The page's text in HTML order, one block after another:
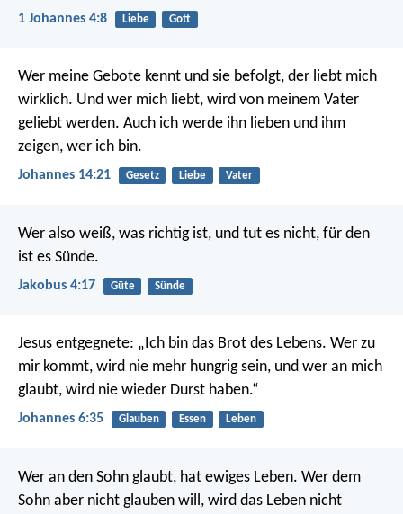
1 Johannes 4:8 Liebe Gott
Wer meine Gebote kennt und sie befolgt, der liebt mich
wirklich. Und wer mich liebt, wird von meinem Vater
geliebt werden. Auch ich werde ihn lieben und ihm
zeigen, wer ich bin.
Johannes 14:21 Gesetz Liebe Vater
Wer also weiß, was richtig ist, und tut es nicht, für den
ist es Sünde.
Jakobus 4:17 Güte Sünde
Jesus entgegnete: „Ich bin das Brot des Lebens. Wer zu
mir kommt, wird nie mehr hungrig sein, und wer an mich
glaubt, wird nie wieder Durst haben.“
Johannes 6:35 Glauben Essen Leben
Wer an den Sohn glaubt, hat ewiges Leben. Wer dem
Sohn aber nicht glauben will, wird das Leben nicht